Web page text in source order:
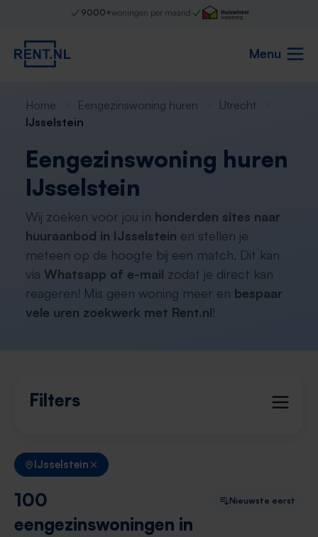
9000+woningen per maand
Menu
Home Eengezinswoning huren
Utrecht
IJsselstein
Eengezinswoning huren
IJsselstein
Wij zoeken voor jou in honderden sites naar
huuraanbod in IJsselstein en stellen je
meteen op de hoogte bij een match. Dit kan
via Whatsapp of e-mail zodat je direct kan
reageren! Mis geen woning meer en bespaar
vele uren zoekwerk met Rent.nl!
Filters
IJsselstein
100
eengezinswoningen in
Nieuwste eerst